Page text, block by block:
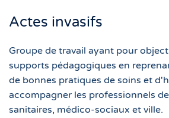
Actes invasifs
Groupe de travail ayant pour
supports pédagogiques en
de bonnes pratiques de soins et
accompagner les professionnels
sanitaires, médico-sociaux et ville.